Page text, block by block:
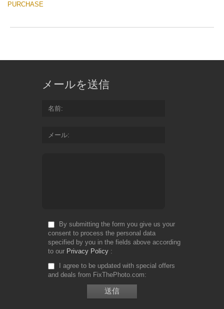
PURCHASE
メールを送信
名前
メール
By submitting the form you give us your
consent to process the personal data
specified by you in the fields above according
to our Privacy Policy
I agree to be updated with special offers
and deals from FixThePhoto.com